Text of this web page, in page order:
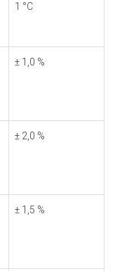
1 °С
± 1,0 %
± 2,0 %
± 1,5 %